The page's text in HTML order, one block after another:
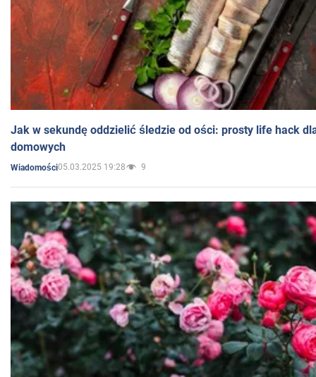
Jak w sekundę oddzielić śledzie od ości: prosty life hack
domowych
Wiadomości05.03.2025 19:28 9